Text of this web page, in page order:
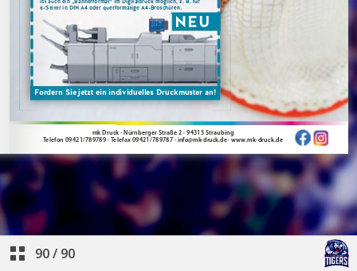
90/ 90